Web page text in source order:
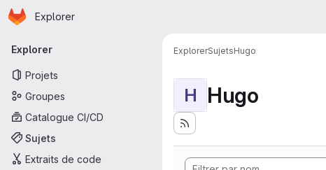
Passer au contenu principal
Page d'accueil
Explorer
Navigation principale
Explorer
Projets
Groupes
Catalogue CI/CD
Sujets
Extraits de code
ExplorerSujetsHugo
H Hugo